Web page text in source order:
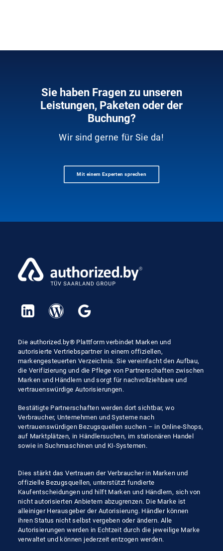
Sie haben Fragen zu unseren
Leistungen, Paketen oder der
Buchung?
Wir sind gerne für Sie da!
Mit einem Experten sprechen
Die authorized.by® Plattform verbindet Marken und
autorisierte Vertriebspartner in einem offiziellen,
markengesteuerten Verzeichnis. Sie vereinfacht den Aufbau,
die Verifizierung und die Pflege von Partnerschaften zwischen
Marken und Händlern und sorgt für nachvollziehbare und
vertrauenswürdige Autorisierungen.
Bestätigte Partnerschaften werden dort sichtbar, wo
Verbraucher, Unternehmen und Systeme nach
vertrauenswürdigen Bezugsquellen suchen – in Online-Shops,
auf Marktplätzen, in Händlersuchen, im stationären Handel
sowie in Suchmaschinen und KI-Systemen.
Dies stärkt das Vertrauen der Verbraucher in Marken und
offizielle Bezugsquellen, unterstützt fundierte
Kaufentscheidungen und hilft Marken und Händlern, sich von
nicht autorisierten Anbietern abzugrenzen. Die Marke ist
alleiniger Herausgeber der Autorisierung. Händler können
ihren Status nicht selbst vergeben oder ändern. Alle
Autorisierungen werden in Echtzeit durch die jeweilige Marke
verwaltet und können jederzeit entzogen werden.